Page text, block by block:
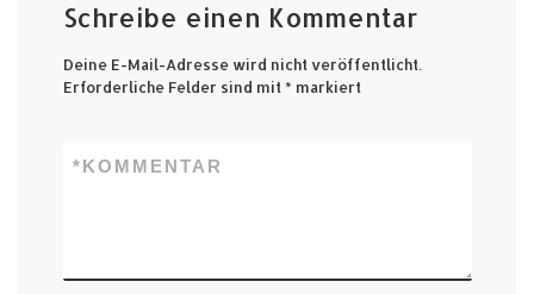
Schreibe einen Kommentar
Deine E-Mail-Adresse wird nicht veröffentlicht.
Erforderliche Felder sind mit * markiert
KOMMENTAR
*